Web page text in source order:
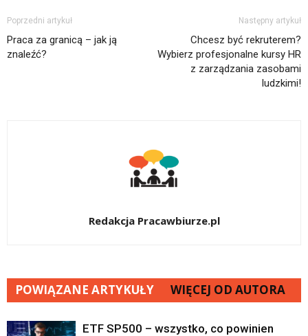
Poprzedni artykuł
Praca za granicą – jak ją
znaleźć?
Następny artykuł
Chcesz być rekruterem?
Wybierz profesjonalne kursy HR
z zarządzania zasobami
ludzkimi!
Redakcja Pracawbiurze.pl
POWIĄZANE ARTYKUŁY WIĘCEJ OD AUTORA
ETF SP500 – wszystko, co powinien